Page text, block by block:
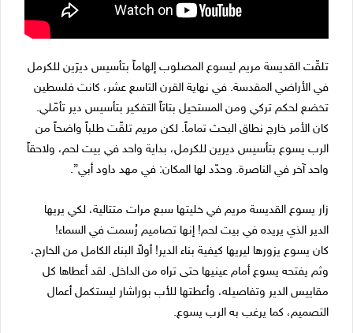
تلقّت القديسة مريم ليسوع المصلوب إلهاماً بتأسيس ديرَين للكرمل
في الأراضي المقدسة. في نهاية القرن التاسع عشر، كانت فلسطين
تخضع لحكم تركي ومن المستحيل بتاتاً التفكير بتأسيس دير تأمّلي.
كان الأمر خارج نطاق البحث تماماً. لكن مريم تلقّت طلباً واضحاً من
الرب يسوع بتأسيس ديرين للكرمل، بداية واحد في بيت لحم، ولاحقاً
واحد آخر في الناصرة. وحدّد لها المكان: في مهد داود أبي”.
زار يسوع القديسة مريم في خليتها سبع مرات متتالية، لكي يريها
الدير الذي يريده في بيت لحم! إنها تصاميم رُسمت في السماء!
كان يسوع يزورها ليريها كيفية بناء الدير! أولاً البناء الكامل من الخارج،
وثم يفتحه يسوع أمام عينيها حتى تراه من الداخل. لقد أعطاها كل
مقاييس الدير وتفاصيله، وأعطتها للأب بوراشار ليستكمل أعمال
التصميم، كما يرغب به الرب يسوع.